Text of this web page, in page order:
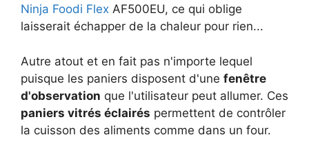
Ninja Foodi Flex AF500EU, ce qui oblige
laisserait échapper de la chaleur pour rien...
Autre atout et en fait pas n'importe lequel
puisque les paniers disposent d'une fenêtre
d'observation que l'utilisateur peut allumer. Ces
paniers vitrés éclairés permettent de contrôler
la cuisson des aliments comme dans un four.